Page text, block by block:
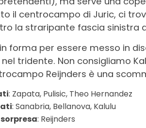
il centrocampo di Juric, ci
la straripante fascia sinistra
forma per essere messo in
nel tridente. Non consigliamo
Reijnders è una
: Zapata, Pulisic, Theo Hernandez
: Sanabria, Bellanova, Kalulu
sorpresa: Reijnders